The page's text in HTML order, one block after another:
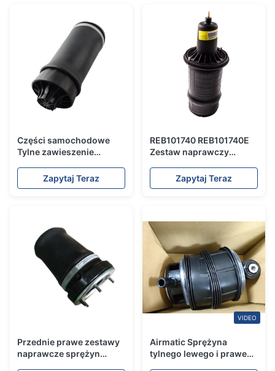
Części samochodowe
Tylne zawieszenie
powietrznej 68029912AE
Dla Grand Cherokee
Zapytaj Teraz
REB101740 REB101740E
Zestaw naprawczy
pneumatycznego do P38
z przodu
Zapytaj Teraz
Przednie prawe zestawy
naprawcze sprężyn
VIDEO
Airmatic Sprężyna
tylnego lewego i prawego